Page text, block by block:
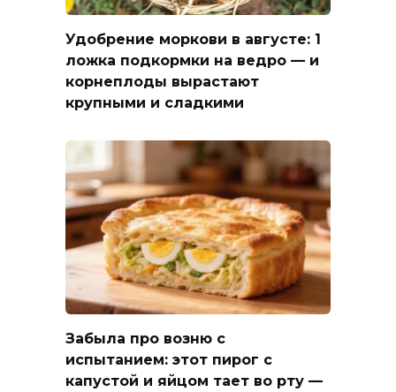
Удобрение моркови в августе: 1
ложка подкормки на ведро — и
корнеплоды вырастают
крупными и сладкими
Забыла про возню с
испытанием: этот пирог с
капустой и яйцом тает во рту —